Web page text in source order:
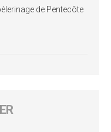
de Pentecôte